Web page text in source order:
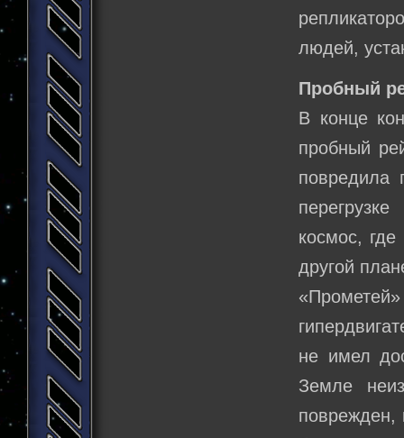
людей,
Пробный
В конце
пробный
повредила
космос,
другой
не имел
Земле
поврежден,